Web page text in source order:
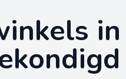
in